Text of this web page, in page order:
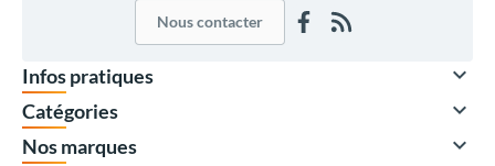
Nous contacter
Infos pratiques 
Catégories 
Nos marques 